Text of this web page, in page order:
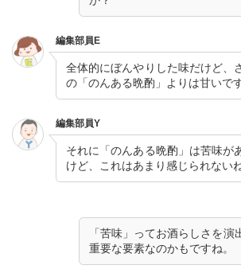
編集部員E
全体的にぼんやりした味だけど、
の「のんある晩酌」よりは甘いです
編集部員Y
それに「のんある晩酌」は苦味が
けど、これはあまり感じられないね
「苦味」ってお酒らしさを演
重要な要素なのかもですね。